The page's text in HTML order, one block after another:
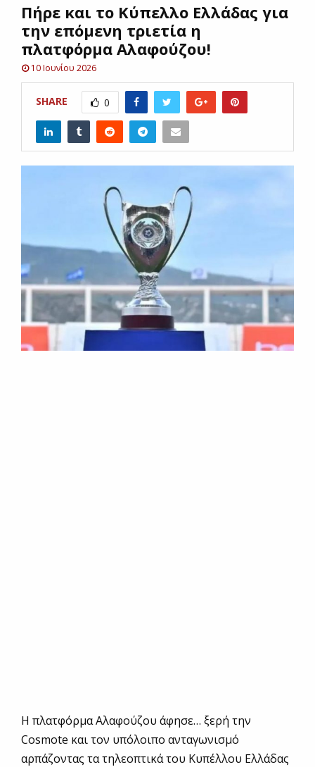
UΠήρε και το Κύπελλο Ελλάδας για
την επόμενη τριετία η
πλατφόρμα Αλαφούζου!
10 Ιουνίου 2026
SHARE 0
Η πλατφόρμα Αλαφούζου άφησε… ξερή την
Cosmote και τον υπόλοιπο ανταγωνισμό
αρπάζοντας τα τηλεοπτικά του Κυπέλλου Ελλάδας